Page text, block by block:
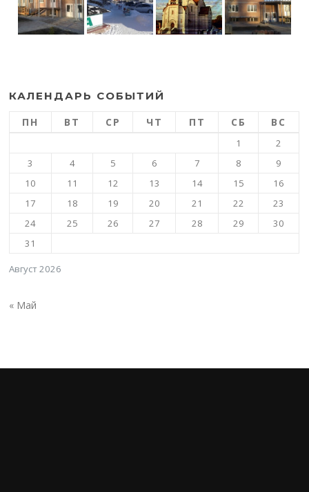
КАЛЕНДАРЬ СОБЫТИЙ
Август 2026
ПН ВТ СР ЧТ ПТ СБ ВС
1
2
3
4 5 6 7 8
9
10
11 12 13 14 15
16
17
18 19 20 21 22
23
24
25 26 27 28 29
30
31
« Май